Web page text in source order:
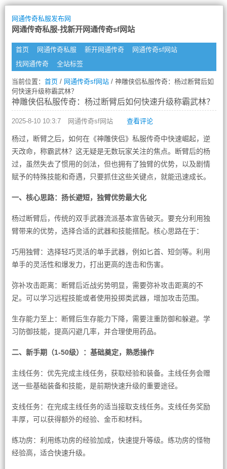
网通传奇私服发布网
网通传奇私服-找新开网通传奇sf网站
首页 网通传奇私服 新开网通传奇
网通传奇sf网站
找网通传奇
全站标签
当前位置： 首页/ 网通传奇sf网站/ 神雕侠侣私服传奇：杨过断臂后如
何快速升级称霸武林？
神雕侠侣私服传奇：杨过断臂后如何快速升级称霸武林？
2025-8-10 10:3:7 网通传奇sf网站 查看评论
杨过，断臂之后，如何在《神雕侠侣》私服传奇中快速崛起，逆
天改命，称霸武林？这无疑是无数玩家关注的焦点。断臂后的杨
过，虽然失去了惯用的剑法，但也拥有了独臂的优势，以及剧情
赋予的特殊技能和奇遇，只要抓住这些关键点，就能迅速成长。
一、核心思路：扬长避短，独臂优势最大化
杨过断臂后，传统的双手武器流派基本宣告破灭。要充分利用独
臂带来的优势，选择合适的武器和技能搭配。核心思路在于：
巧用独臂：选择轻巧灵活的单手武器，例如匕首、短剑等。利用
单手的灵活性和爆发力，打出更高的连击和伤害。
弥补攻击距离：断臂后近战劣势明显，需要弥补攻击距离的不
足。可以学习远程技能或者使用投掷类武器，增加攻击范围。
生存能力至上：断臂后生存能力下降，需要注重防御和躲避。学
习防御技能，提高闪避几率，并合理使用药品。
二、新手期（1-50级）：基础奠定，熟悉操作
主线任务：优先完成主线任务，获取经验和装备。主线任务会赠
送一些基础装备和技能，是前期快速升级的重要途径。
支线任务：在完成主线任务的适当接取支线任务。支线任务奖励
丰厚，可以获得额外的经验、金币和材料。
练功房：利用练功房的经验加成，快速提升等级。练功房的怪物
经验高，适合快速升级。